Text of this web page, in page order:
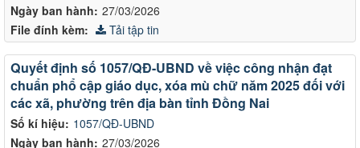
Ngày ban hành: 27/03/2026
File đính kèm: Tải tập tin
Số kí hiệu: 1057/QĐ-UBND
Ngày ban hành: 27/03/2026
Quyết định số 1057/QĐ-UBND về việc công nhận đạt
chuẩn phổ cập giáo dục, xóa mù chữ năm 2025 đối với
các xã, phường trên địa bàn tỉnh Đồng Nai